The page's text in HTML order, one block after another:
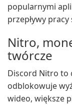
popularnymi
przepływy pracy
Nitro,
twórcze
Discord Nitro to
odblokowuje
wideo, większe